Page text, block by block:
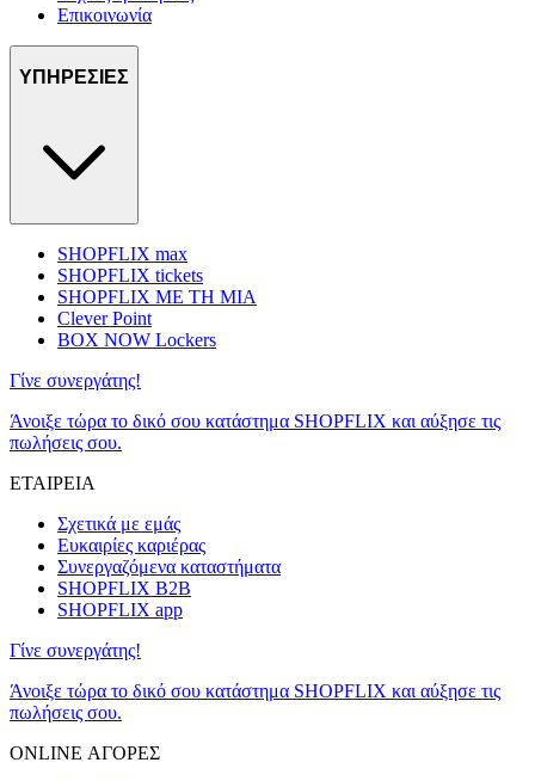
Επικοινωνία
ΥΠΗΡΕΣΙΕΣ
SHOPFLIX max
SHOPFLIX tickets
SHOPFLIX ΜΕ ΤΗ ΜΙΑ
Clever Point
BOX NOW Lockers
Γίνε συνεργάτης!
Άνοιξε τώρα το δικό σου κατάστημα SHOPFLIX και αύξησε τις
πωλήσεις σου.
ΕΤΑΙΡΕΙΑ
Σχετικά με εμάς
Ευκαιρίες καριέρας
Συνεργαζόμενα καταστήματα
SHOPFLIX B2B
SHOPFLIX app
Γίνε συνεργάτης!
Άνοιξε τώρα το δικό σου κατάστημα SHOPFLIX και αύξησε τις
πωλήσεις σου.
ONLINE ΑΓΟΡΕΣ